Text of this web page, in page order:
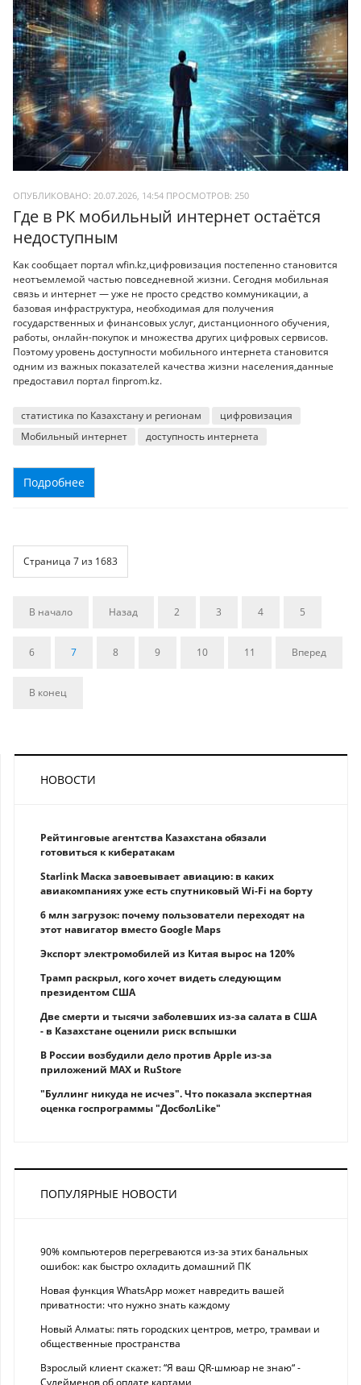
ОПУБЛИКОВАНО: 20.07.2026, 14:54 ПРОСМОТРОВ: 250
Где в РК мобильный интернет остаётся
недоступным
Как сообщает портал wfin.kz,цифровизация постепенно становится
неотъемлемой частью повседневной жизни. Сегодня мобильная
связь и интернет — уже не просто средство коммуникации, а
базовая инфраструктура, необходимая для получения
государственных и финансовых услуг, дистанционного обучения,
работы, онлайн-покупок и множества других цифровых сервисов.
Поэтому уровень доступности мобильного интернета становится
одним из важных показателей качества жизни населения,данные
предоставил портал finprom.kz.
статистика по Казахстану и регионам
цифровизация
Мобильный интернет
доступность интернета
Подробнее
Страница 7 из 1683
В начало Назад 2 3 4 5
6 7 8 9 10 11 Вперед
В конец
НОВОСТИ
Рейтинговые агентства Казахстана обязали
готовиться к кибератакам
Starlink Маска завоевывает авиацию: в каких
авиакомпаниях уже есть спутниковый Wi-Fi на борту
6 млн загрузок: почему пользователи переходят на
этот навигатор вместо Google Maps
Экспорт электромобилей из Китая вырос на 120%
Трамп раскрыл, кого хочет видеть следующим
президентом США
Две смерти и тысячи заболевших из-за салата в США
- в Казахстане оценили риск вспышки
В России возбудили дело против Apple из-за
приложений MAX и RuStore
"Буллинг никуда не исчез". Что показала экспертная
оценка госпрограммы "ДосболLike"
ПОПУЛЯРНЫЕ НОВОСТИ
90% компьютеров перегреваются из-за этих банальных
ошибок: как быстро охладить домашний ПК
Новая функция WhatsApp может навредить вашей
приватности: что нужно знать каждому
Новый Алматы: пять городских центров, метро, трамваи и
общественные пространства
Взрослый клиент скажет: “Я ваш QR-шмюар не знаю“ -
Сулейменов об оплате картами